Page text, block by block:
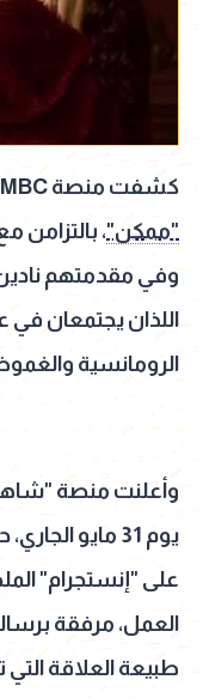
كشفت منصة MBC عن موعد عرض
"ممكن"، بالتزامن
وفي مقدمتهم
اللذان يجتمعان في
الرومانسية
وأعلنت منصة
يوم 31 مايو
على "إنستجرام"
العمل، مرفقة
طبيعة العلاقة